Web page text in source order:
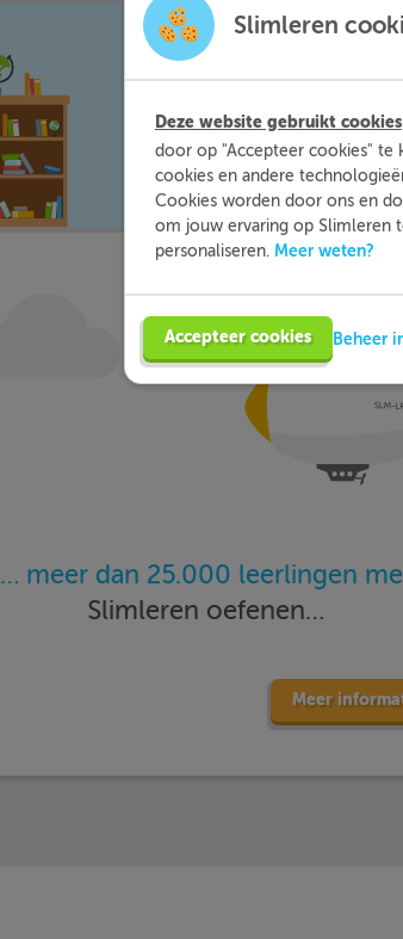
Met Slimleren kun je op
waar jij moeite mee hebt. Zo
Meer
… meer dan 25.000 leerlingen
Slimleren oefenen…
Meer
Slimleren
Deze website gebruikt cookies
door op "Accepteer cookies" te
cookies en andere
Cookies worden door ons en
om jouw ervaring op Slimleren
personaliseren. Meer weten?
Accepteer cookies Beheer